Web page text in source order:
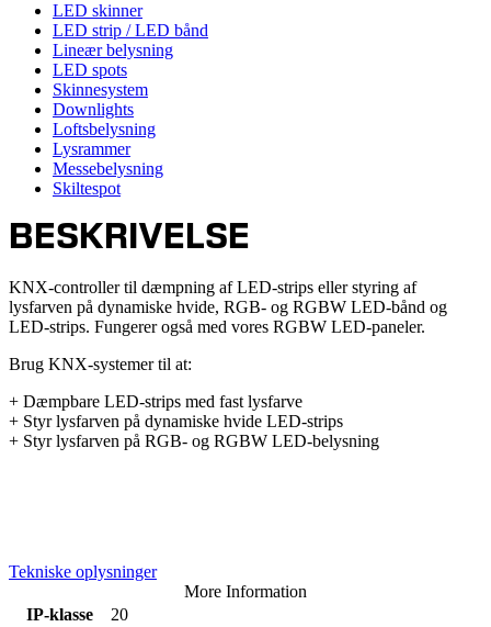
LED skinner
LED strip / LED bånd
Lineær belysning
LED spots
Skinnesystem
Downlights
Loftsbelysning
Lysrammer
Messebelysning
Skiltespot
BESKRIVELSE
KNX-controller til dæmpning af LED-strips eller styring af
lysfarven på dynamiske hvide, RGB- og RGBW LED-bånd og
LED-strips. Fungerer også med vores RGBW LED-paneler.
Brug KNX-systemer til at:
+ Dæmpbare LED-strips med fast lysfarve
+ Styr lysfarven på dynamiske hvide LED-strips
+ Styr lysfarven på RGB- og RGBW LED-belysning
Tekniske oplysninger
More Information
IP-klasse
20